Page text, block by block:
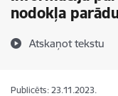
nodokļa
Atskaņot tekstu
Publicēts: 23.11.2023.